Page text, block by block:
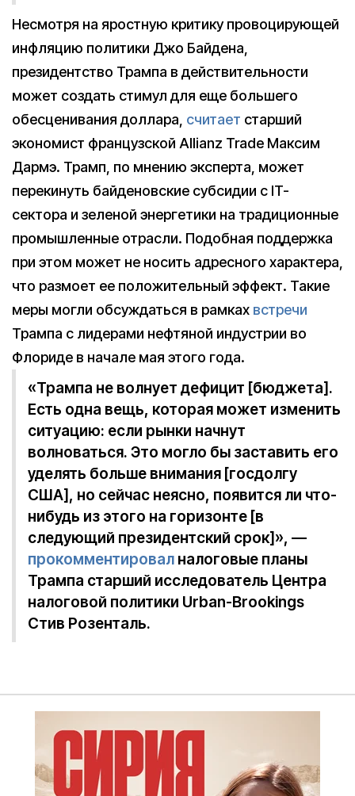
Несмотря на яростную критику провоцирующей
инфляцию политики Джо Байдена,
президентство Трампа в действительности
может создать стимул для еще большего
обесценивания доллара, считает старший
экономист французской Allianz Trade Максим
Дармэ. Трамп, по мнению эксперта, может
перекинуть байденовские субсидии с IT-
сектора и зеленой энергетики на традиционные
промышленные отрасли. Подобная поддержка
при этом может не носить адресного характера,
что размоет ее положительный эффект. Такие
меры могли обсуждаться в рамках встречи
Трампа с лидерами нефтяной индустрии во
Флориде в начале мая этого года.
«Трампа не волнует дефицит [бюджета].
Есть одна вещь, которая может изменить
ситуацию: если рынки начнут
волноваться. Это могло бы заставить его
уделять больше внимания [госдолгу
США], но сейчас неясно, появится ли что-
нибудь из этого на горизонте [в
следующий президентский срок]», —
прокомментировал налоговые планы
Трампа старший исследователь Центра
налоговой политики Urban-Brookings
Стив Розенталь.